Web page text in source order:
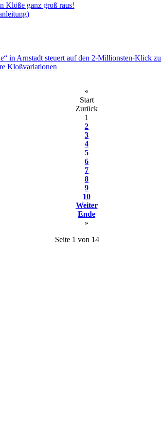
Klöße ganz groß raus!
in Arnstadt steuert auf den 2-Millionsten-Klick zu
Kloßvariationen
«
Start
Zurück
1
2
3
4
5
6
7
8
9
10
Weiter
Ende
»
Seite 1 von 14